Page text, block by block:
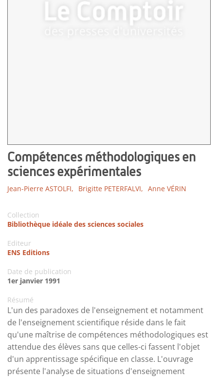
Compétences méthodologiques en
sciences expérimentales
Jean-Pierre ASTOLFI, Brigitte PETERFALVI, Anne VÉRIN
Collection
Bibliothèque idéale des sciences sociales
Editeur
ENS Editions
Date de publication
1er janvier 1991
Résumé
L'un des paradoxes de l'enseignement et notamment
de l'enseignement scientifique réside dans le fait
qu'une maîtrise de compétences méthodologiques est
attendue des élèves sans que celles-ci fassent l'objet
d'un apprentissage spécifique en classe. L'ouvrage
présente l'analyse de situations d'enseignement